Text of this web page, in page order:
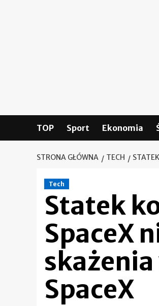
TOP Sport Ekonomia
STRONA GŁÓWNA TECH
Tech
Statek
SpaceX
SpaceX